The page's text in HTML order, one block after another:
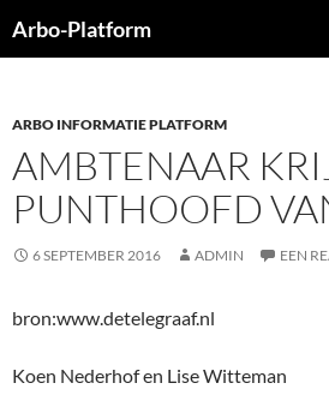
naar
Arbo-Platform
ARBO INFORMATIE PLATFORM
AMBTENAAR
PUNTHOOFD
6 SEPTEMBER 2016 ADMIN EEN
bron:www.detelegraaf.nl
Koen Nederhof en Lise Witteman